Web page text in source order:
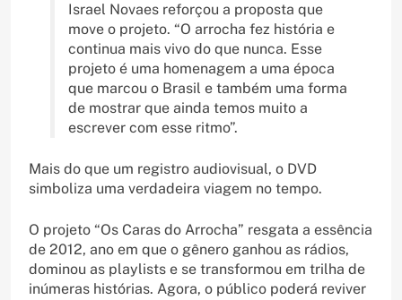
Israel Novaes reforçou a proposta que
move o projeto. “O arrocha fez história e
continua mais vivo do que nunca. Esse
projeto é uma homenagem a uma época
que marcou o Brasil e também uma forma
de mostrar que ainda temos muito a
escrever com esse ritmo”.
Mais do que um registro audiovisual, o DVD
simboliza uma verdadeira viagem no tempo.
O projeto “Os Caras do Arrocha” resgata a essência
de 2012, ano em que o gênero ganhou as rádios,
dominou as playlists e se transformou em trilha de
inúmeras histórias. Agora, o público poderá reviver